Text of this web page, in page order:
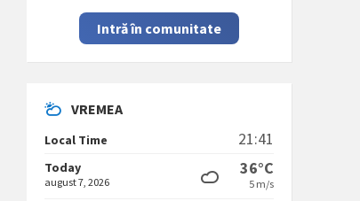
Intră în comunitate
VREMEA
Local Time 21:41
Today
august 7, 2026
36°C
5 m/s